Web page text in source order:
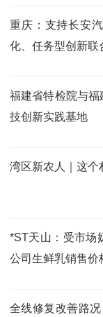
重庆：支持长安
化、任务型创新联
福建省特检院与
技创新实践基地
湾区新农人｜这个
*ST天山：受市场
公司生鲜乳销售价
全线修复改善路